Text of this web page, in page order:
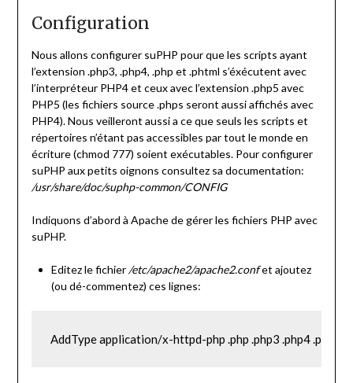
Configuration
Nous allons configurer suPHP pour que les scripts ayant
l’extension .php3, .php4, .php et .phtml s’éxécutent avec
l’interpréteur PHP4 et ceux avec l’extension .php5 avec
PHP5 (les fichiers source .phps seront aussi affichés avec
PHP4). Nous veilleront aussi a ce que seuls les scripts et
répertoires n’étant pas accessibles par tout le monde en
écriture (chmod 777) soient exécutables. Pour configurer
suPHP aux petits oignons consultez sa documentation:
/usr/share/doc/suphp-common/CONFIG
Indiquons d’abord à Apache de gérer les fichiers PHP avec
suPHP.
Editez le fichier /etc/apache2/apache2.confet ajoutez
(ou dé-commentez) ces lignes:
AddType application/x-httpd-php .php .php3 .php4